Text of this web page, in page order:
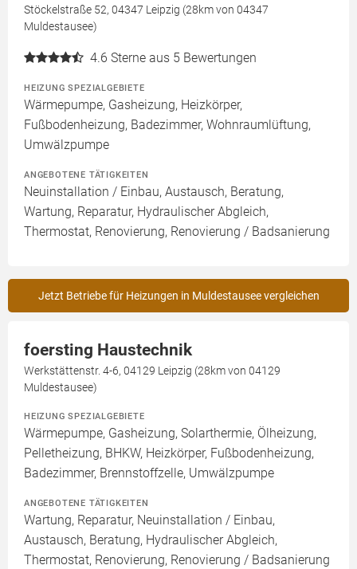
Stöckelstraße 52, 04347 Leipzig (28km von 04347
Muldestausee)
4.6 Sterne aus 5 Bewertungen
HEIZUNG SPEZIALGEBIETE
Wärmepumpe, Gasheizung, Heizkörper,
Fußbodenheizung, Badezimmer, Wohnraumlüftung,
Umwälzpumpe
ANGEBOTENE TÄTIGKEITEN
Neuinstallation / Einbau, Austausch, Beratung,
Wartung, Reparatur, Hydraulischer Abgleich,
Thermostat, Renovierung, Renovierung / Badsanierung
Jetzt Betriebe für Heizungen in Muldestausee vergleichen
foersting Haustechnik
Werkstättenstr. 4-6, 04129 Leipzig (28km von 04129
Muldestausee)
HEIZUNG SPEZIALGEBIETE
Wärmepumpe, Gasheizung, Solarthermie, Ölheizung,
Pelletheizung, BHKW, Heizkörper, Fußbodenheizung,
Badezimmer, Brennstoffzelle, Umwälzpumpe
ANGEBOTENE TÄTIGKEITEN
Wartung, Reparatur, Neuinstallation / Einbau,
Austausch, Beratung, Hydraulischer Abgleich,
Thermostat, Renovierung, Renovierung / Badsanierung